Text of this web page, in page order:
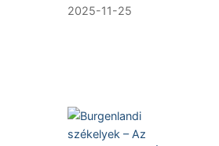
2025-11-25